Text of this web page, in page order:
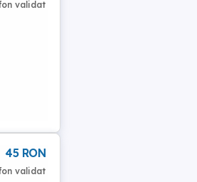
validat
45 RON
validat